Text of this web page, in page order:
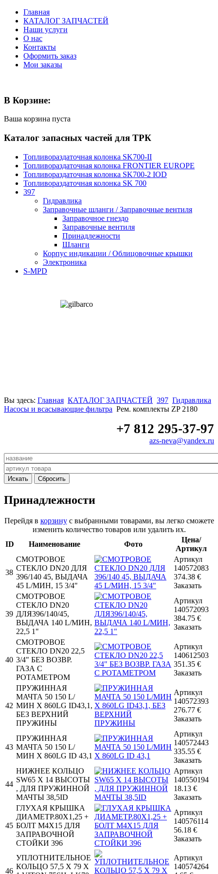
Главная
КАТАЛОГ ЗАПЧАСТЕЙ
Наши услуги
О нас
Контакты
Оформить заказ
Мои заказы
В Корзине:
Ваша корзина пуста
Каталог запасных частей для ТРК
Топливораздаточная колонка SK700-II
Топливораздаточная колонка FRONTIER EUROPE
Топливораздаточная колонка SK700-2 IOD
Топливораздаточная колонка SK 700
397
Гидравлика
Заправочные шланги / Заправочные вентиля
Заправочное гнездо
Заправочные вентиля
Принадлежности
Шланги
Корпус индикации / Облицовочные крышки
Электроника
S-MPD
Вы здесь: Главная КАТАЛОГ ЗАПЧАСТЕЙ 397 Гидравлика
Насосы и всасывающие фильтра Рем. комплекты ZP 2180
+7 812 295-37-97
azs-neva@yandex.ru
Принадлежности
Перейдя в корзинус выбранными товарами, вы легко сможете
изменить количество товаров или удалить их.
ID
Наименование Фото
Цена/
Артикул
38
СМОТРОВОЕ
СТЕКЛО DN20 ДЛЯ
396/140 45, ВЫДАЧА
45 L/МИН, 15 3/4"
Артикул
140572083
374.38 €
Заказать
39
СМОТРОВОЕ
СТЕКЛО DN20
ДЛЯ396/140/45,
ВЫДАЧА 140 L/МИН,
22,5 1"
Артикул
140572093
384.75 €
Заказать
40
СМОТРОВОЕ
СТЕКЛО DN20 22,5
3/4" БЕЗ ВОЗВР.
ГАЗА С
РОТАМЕТРОМ
Артикул
140612503
351.35 €
Заказать
42
ПРУЖИННАЯ
МАЧТА 50 150 L/
МИН X 860LG ID43,1,
БЕЗ ВЕРХНИЙ
ПРУЖИНЫ
Артикул
140572393
276.77 €
Заказать
43
ПРУЖИННАЯ
МАЧТА 50 150 L/
МИН X 860LG ID 43,1
Артикул
140572443
335.55 €
Заказать
44
НИЖНЕЕ КОЛЬЦО
SW65 X 14 ВЫСОТЫ
, ДЛЯ ПРУЖИННОЙ
МАЧТЫ 38,5ID
Артикул
140550194
18.13 €
Заказать
45
ГЛУХАЯ КРЫШКА
ДИАМЕТР.80X1,25 +
БОЛТ M4X15 ДЛЯ
ЗАПРАВОЧНОЙ
СТОЙКИ 396
Артикул
140576114
56.18 €
Заказать
46
УПЛОТНИТЕЛЬНОЕ
КОЛЬЦО 57,5 X 79 X
Артикул
140574264